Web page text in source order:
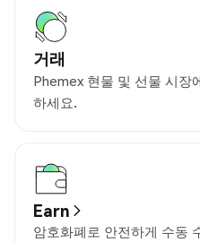
거래
Phemex 현물 및 선물 시장
하세요.
Earn
암호화폐로 안전하게 수동